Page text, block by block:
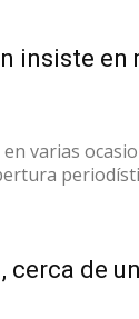
insiste en
varias
cerca de